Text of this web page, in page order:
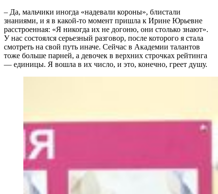
‒ Да, мальчики иногда «надевали короны», блистали
знаниями, и я в какой-то момент пришла к Ирине Юрьевне
расстроенная: «Я никогда их не догоню, они столько знают».
У нас состоялся серьезный разговор, после которого я стала
смотреть на свой путь иначе. Сейчас в Академии талантов
тоже больше парней, а девочек в верхних строчках рейтинга
— единицы. Я вошла в их число, и это, конечно, греет душу.